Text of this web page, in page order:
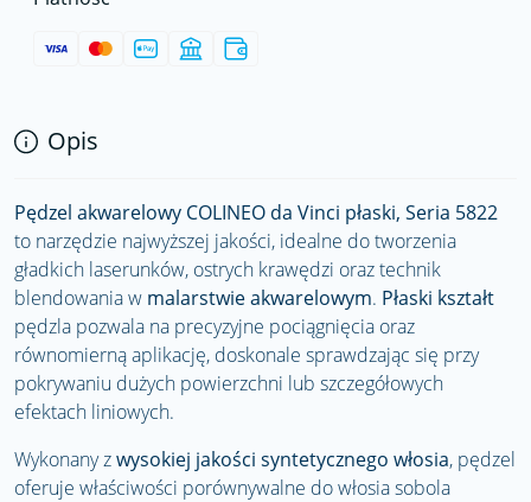
Opis
Pędzel akwarelowy COLINEO da Vinci płaski, Seria 5822
to narzędzie najwyższej jakości, idealne do tworzenia
gładkich laserunków, ostrych krawędzi oraz technik
blendowania w malarstwie akwarelowym. Płaski kształt
pędzla pozwala na precyzyjne pociągnięcia oraz
równomierną aplikację, doskonale sprawdzając się przy
pokrywaniu dużych powierzchni lub szczegółowych
efektach liniowych.
Wykonany zwysokiej jakości syntetycznego włosia, pędzel
oferuje właściwości porównywalne do włosia sobola